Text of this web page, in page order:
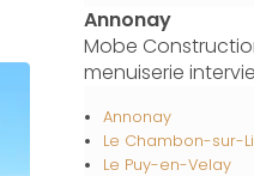
Annonay
Mobe
menuiserie
Annonay
Le Chambon-sur-
Le Puy-en-Velay